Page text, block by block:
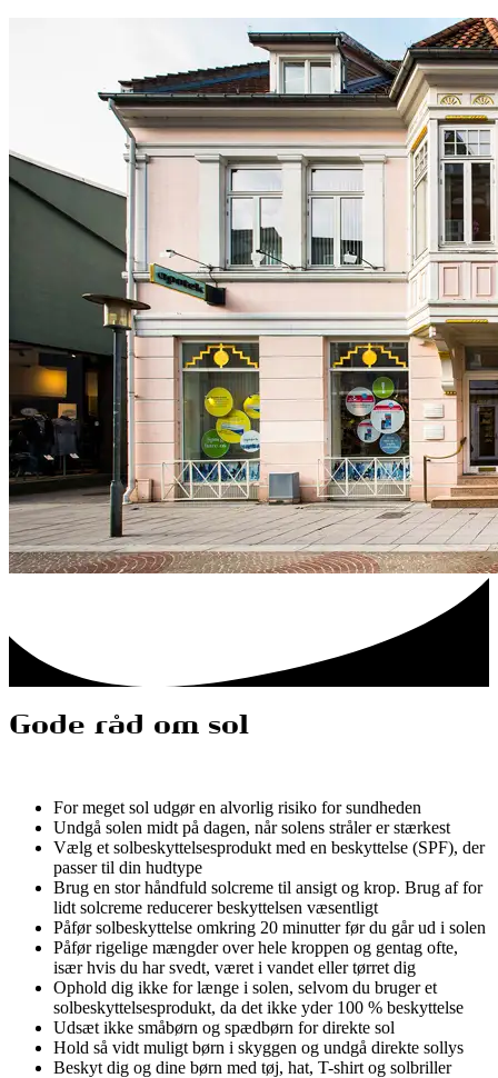
Gode råd om sol
For meget sol udgør en alvorlig risiko for sundheden
Undgå solen midt på dagen, når solens stråler er stærkest
Vælg et solbeskyttelsesprodukt med en beskyttelse (SPF), der
passer til din hudtype
Brug en stor håndfuld solcreme til ansigt og krop. Brug af for
lidt solcreme reducerer beskyttelsen væsentligt
Påfør solbeskyttelse omkring 20 minutter før du går ud i solen
Påfør rigelige mængder over hele kroppen og gentag ofte,
især hvis du har svedt, været i vandet eller tørret dig
Ophold dig ikke for længe i solen, selvom du bruger et
solbeskyttelsesprodukt, da det ikke yder 100 % beskyttelse
Udsæt ikke småbørn og spædbørn for direkte sol
Hold så vidt muligt børn i skyggen og undgå direkte sollys
Beskyt dig og dine børn med tøj, hat, T-shirt og solbriller